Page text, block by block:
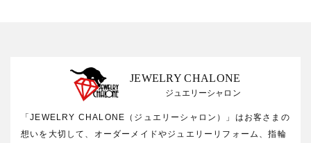
JEWELRY CHALONE
ジュエリーシャロン
「JEWELRY CHALONE（ジュエリーシャロン）」はお客さまの
想いを大切して、オーダーメイドやジュエリーリフォーム、指輪